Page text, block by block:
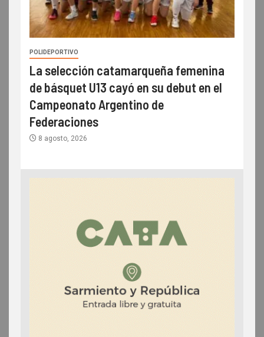
POLIDEPORTIVO
La selección catamarqueña femenina
de básquet U13 cayó en su debut en el
Campeonato Argentino de
Federaciones
8 agosto, 2026